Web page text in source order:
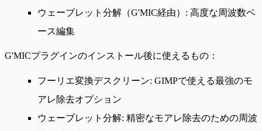
ウェーブレット分解 （G'MIC経由）: 高度な周波数ベ
ース編集
G'MICプラグインのインストール後に使えるもの：
フーリエ変換デスクリーン: GIMPで使える最強のモ
アレ除去オプション
ウェーブレット分解: 精密なモアレ除去のための周波